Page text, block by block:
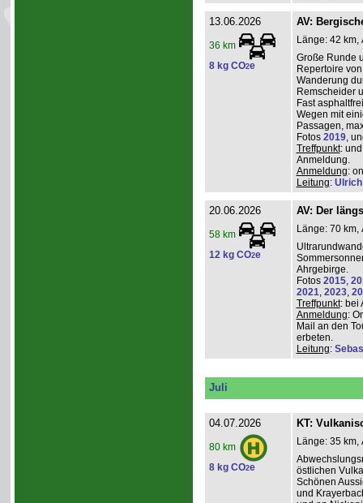
13.06.2026
36 km
8 kg CO2e
AV:
Länge: 42 km,
Große Runde
Repertoire
Wanderung
Remscheider
Fast
Wegen mit
Passagen,
Fotos 2019,
Treffpunkt:
Anmeldung.
Anmeldung:
Leitung:
20.06.2026
58 km
12 kg CO2e
AV: Der
Länge: 70 km,
Ahrgebirge.
Fotos 2015,
2021, 2023,
Treffpunkt: bei
Anmeldung:
Mail an den
erbeten.
Leitung:
Juli
04.07.2026
80 km
8 kg CO2e
KT:
Länge: 35 km,
östlichen
Schönen
und